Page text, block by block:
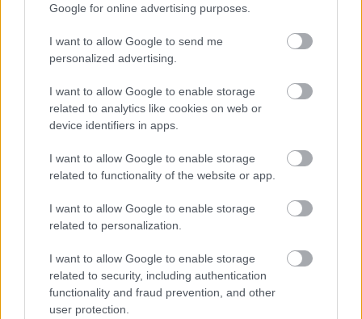
Google for online advertising purposes.
I want to allow Google to send me
personalized advertising.
I want to allow Google to enable storage
related to analytics like cookies on web or
device identifiers in apps.
I want to allow Google to enable storage
related to functionality of the website or app.
I want to allow Google to enable storage
related to personalization.
I want to allow Google to enable storage
related to security, including authentication
functionality and fraud prevention, and other
user protection.
Hírlevél feliratkozás
Adja meg keresztnevét:
meg e-mail címét:
Megismertem és elfogadom a
Nem szeretne lemaradni semmiről? Csak egy kattintás, és hírlevelünk a
legfrissebb információkkal és exkluzív tartalmakkal hétről hétre